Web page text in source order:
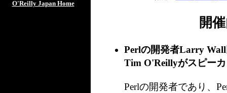
O'Reilly Japan Home
開
Perlの開発者Larry
Tim O'Reillyがスピー
Perlの開発者であり、